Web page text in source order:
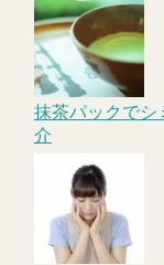
抹茶パックでシ
介